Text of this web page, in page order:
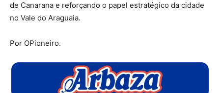
de Canarana e reforçando o papel estratégico da cidade
no Vale do Araguaia.
Por OPioneiro.